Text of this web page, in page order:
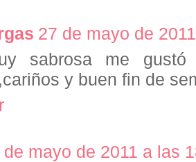
27 de mayo de
sabrosa me gustó
y buen fin de
de mayo de 2011 a las